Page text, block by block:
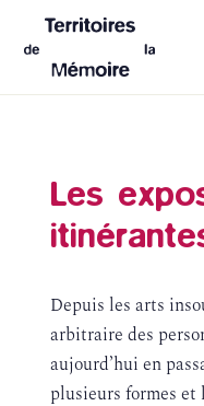
Les
Depuis les arts
arbitraire des
aujourd’hui en
plusieurs formes et